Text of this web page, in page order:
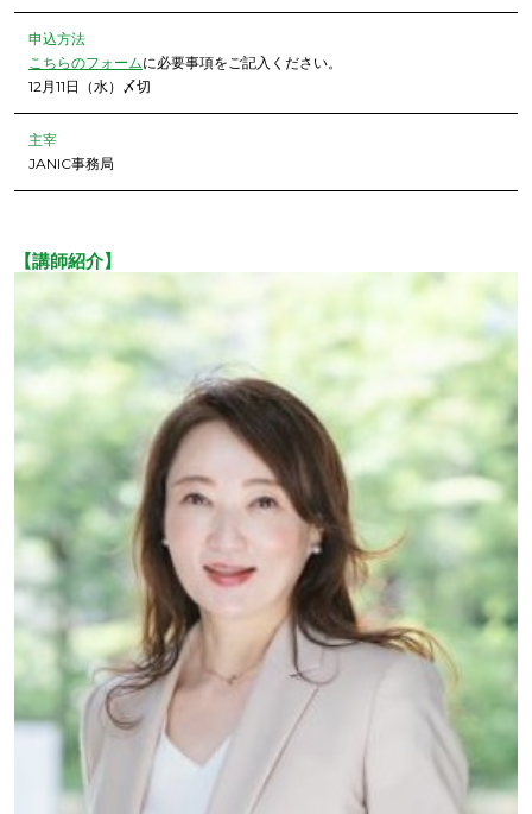
申込方法
こちらのフォームに必要事項をご記入ください。
12月11日（水）〆切
主宰
JANIC事務局
【講師紹介】